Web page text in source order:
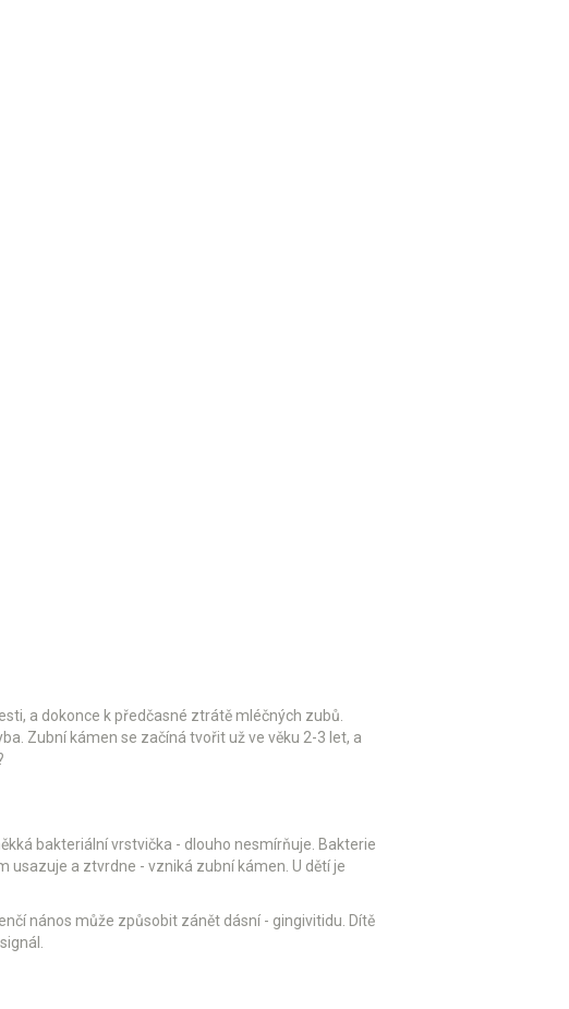
a dokonce k předčasné ztrátě mléčných zubů.
Zubní kámen se začíná tvořit už ve věku 2-3 let, a
bakteriální vrstvička - dlouho nesmírňuje. Bakterie
usazuje a ztvrdne - vzniká zubní kámen. U dětí je
nános může způsobit zánět dásní - gingivitidu. Dítě